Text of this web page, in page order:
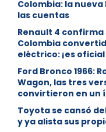
Colombia: la
las cuentas
Renault 4 confirma
Colombia
eléctrico: ¡es
Ford Bronco 1966:
Wagon, las tres
convirtieron en un
Toyota se cansó
y ya alista sus